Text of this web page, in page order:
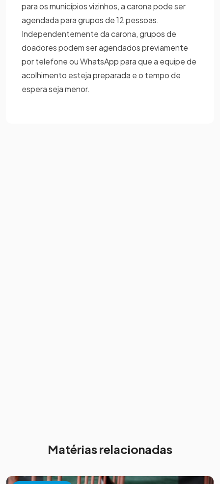
para os municípios vizinhos, a carona pode ser
agendada para grupos de 12 pessoas.
Independentemente da carona, grupos de
doadores podem ser agendados previamente
por telefone ou WhatsApp para que a equipe de
acolhimento esteja preparada e o tempo de
espera seja menor.
Matérias relacionadas